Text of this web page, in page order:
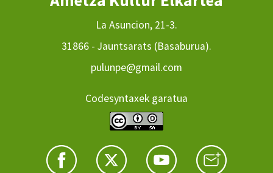
La Asuncion, 21-3.
31866 - Jauntsarats (Basaburua).
pulunpe@gmail.com
Codesyntaxek garatua